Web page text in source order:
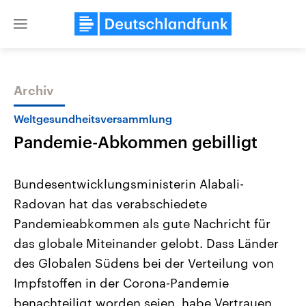
Close
Themen
Landtagswahl Sachsen-Anhalt
2026
Alle Informationen
Sachsen-Anhalt wählt am 6.
September 2026 einen neuen
Landtag. Seit 2021 wird das
Bundesland von einer Koalition aus
USA
Aktuelle Beiträge,
Hintergründe
Wirtschaftlich und
gehören die Vereinigten
mit großem Einfluss auf
Archiv
Weltgesundheitsversammlung
Pandemie-Abkommen gebilligt
Bundesentwicklungsministerin Alabali-
Radovan hat das verabschiedete
Pandemieabkommen als gute Nachricht für
das globale Miteinander gelobt. Dass Länder
des Globalen Südens bei der Verteilung von
Impfstoffen in der Corona-Pandemie
benachteiligt worden seien, habe Vertrauen